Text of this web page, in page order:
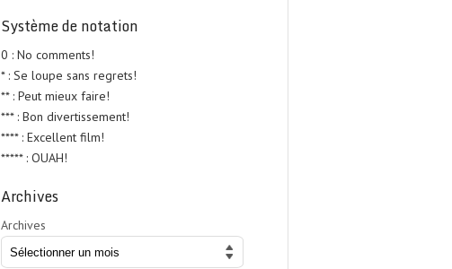
Système de notation
0 : No comments!
* : Se loupe sans regrets!
** : Peut mieux faire!
*** : Bon divertissement!
**** : Excellent film!
***** : OUAH!
Archives
Archives